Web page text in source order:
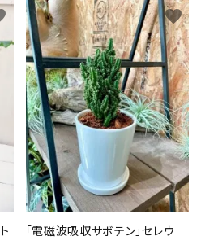
「電磁波吸収サボテン」セレウ
favorite